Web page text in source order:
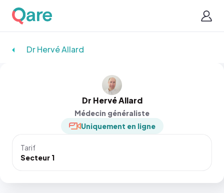
Dr Hervé Allard
Dr Hervé Allard
Médecin généraliste
Uniquement en ligne
Tarif
Secteur 1